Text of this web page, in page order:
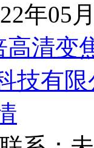
年05
高清变
技有限